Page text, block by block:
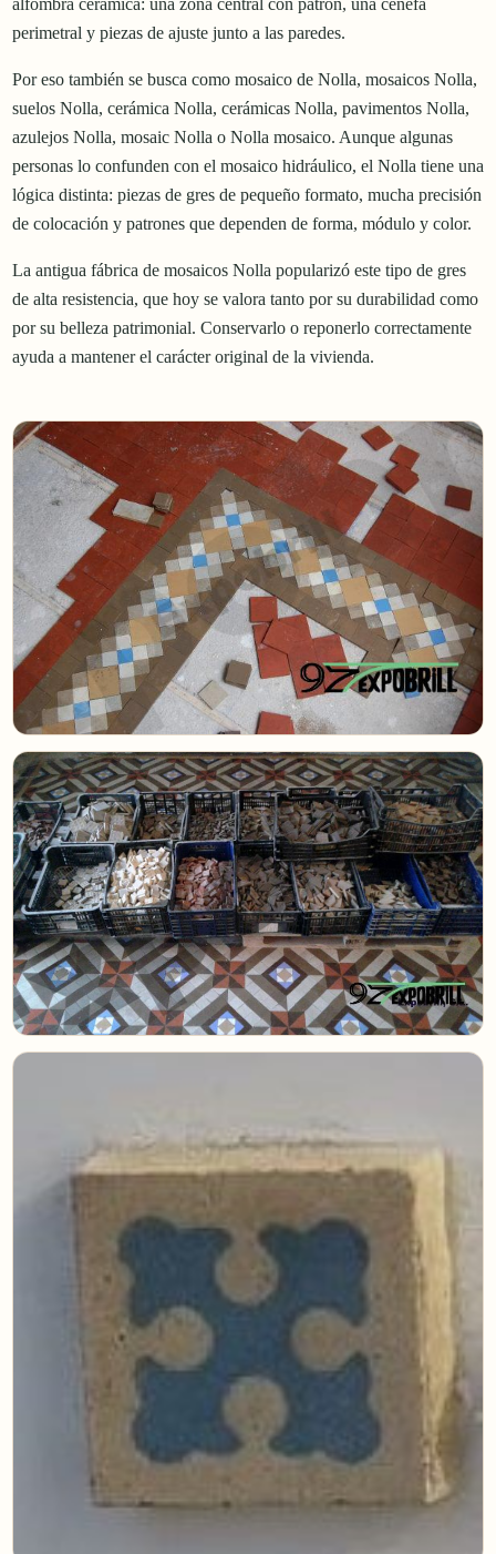
alfombra cerámica: una zona central con patrón, una cenefa
perimetral y piezas de ajuste junto a las paredes.
Por eso también se busca como mosaico de Nolla, mosaicos Nolla,
suelos Nolla, cerámica Nolla, cerámicas Nolla, pavimentos Nolla,
azulejos Nolla, mosaic Nolla o Nolla mosaico. Aunque algunas
personas lo confunden con el mosaico hidráulico, el Nolla tiene una
lógica distinta: piezas de gres de pequeño formato, mucha precisión
de colocación y patrones que dependen de forma, módulo y color.
La antigua fábrica de mosaicos Nolla popularizó este tipo de gres
de alta resistencia, que hoy se valora tanto por su durabilidad como
por su belleza patrimonial. Conservarlo o reponerlo correctamente
ayuda a mantener el carácter original de la vivienda.